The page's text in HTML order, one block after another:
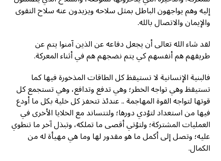
إليه وهم يواجهون الباطل بمثل سلاحه ويزيدون عنه سلاح التقوى
والإيمان والاتصال بالله.
لقد شاء الله تعالى أن يجعل دفاعه عن الذين آمنوا يتم عن
طريقهم هم أنفسهم كي يتم نضجهم هم في أثناء المعركة.
فالبنية الإنسانية لا تستيقظ كل الطاقات المذخورة فيها كما
تستيقظ وهي تواجه الخطر؛ وهي تدفع وتدافع، وهي تستجمع كل
قوتها لتواجه القوة المهاجمة .. عندئذ تتحفز كل خلية بكل ما أودع
فيها من استعداد لتؤدي دورها؛ ولتتساند مع الخلايا الأخرى في
العمليات المشتركة؛ ولتؤتي أقصى ما تملكه، وتبذل آخر ما تنطوي
عليه؛ وتصل إلى أكمل ما هو مقدور لها وما هي مهيأة له من
الكمال.